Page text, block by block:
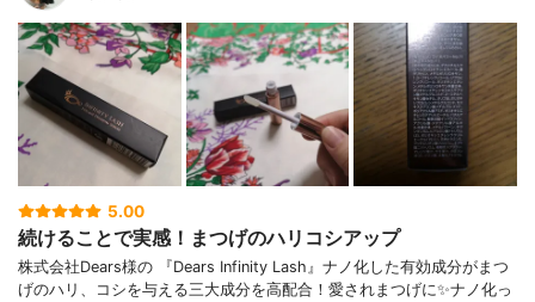
5.00
続けることで実感！まつげのハリコシアップ
株式会社Dears様の 『Dears Infinity Lash』ナノ化した有効成分がまつ
げのハリ、コシを与える三大成分を高配合！愛されまつげに✨ナノ化っ